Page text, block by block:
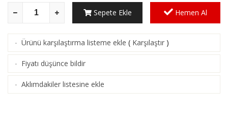
Sepete Ekle Hemen Al
· Ürünü karşılaştırma listeme ekle ( Karşılaştır )
· Fiyatı düşünce bildir
· Aklımdakiler listesine ekle